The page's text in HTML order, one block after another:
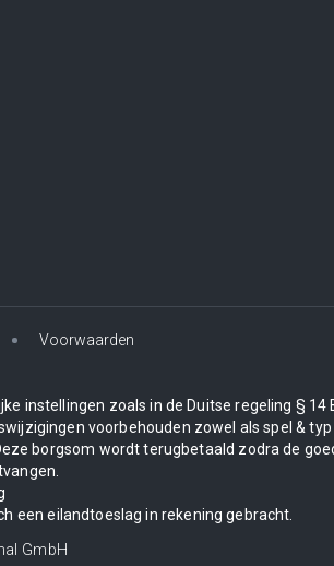
Voorwaarden
instellingen zoals in de Duitse regeling § 14
voorbehouden zowel als spel &
borgsom wordt terugbetaald zodra de
een eilandtoeslag in rekening gebracht.
GmbH